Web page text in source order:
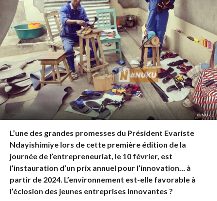
©️/NUKU
L’une des grandes promesses du Président Evariste
Ndayishimiye lors de cette première édition de la
journée de l’entrepreneuriat, le 10 février, est
l’instauration d’un prix annuel pour l’innovation… à
partir de 2024. L’environnement est-elle favorable à
l’éclosion des jeunes entreprises innovantes ?